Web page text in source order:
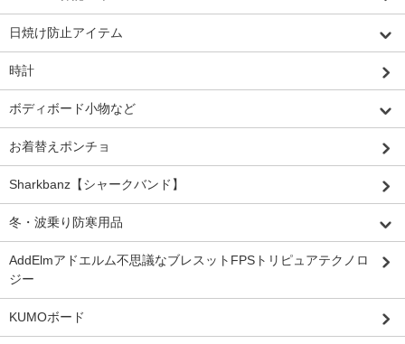
日焼け防止アイテム
時計
ボディボード小物など
お着替えポンチョ
Sharkbanz【シャークバンド】
冬・波乗り防寒用品
AddElmアドエルム不思議なブレスットFPSトリピュアテクノロ
ジー
KUMOボード